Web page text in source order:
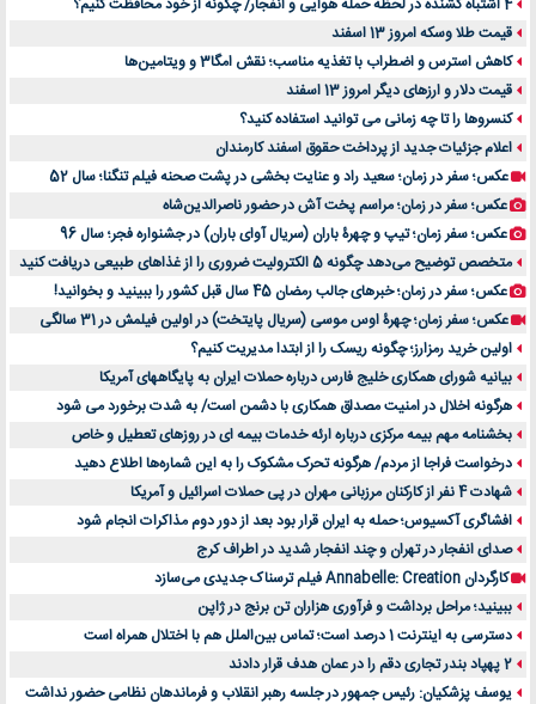
4 اشتباه کشنده در لحظه حمله هوایی و انفجار/ چگونه از خود محافظت کنیم؟
قیمت طلا وسکه امروز 13 اسفند
کاهش استرس و اضطراب با تغذیه مناسب؛ نقش امگا3 و ویتامین‌ها
قیمت دلار و ارزهای دیگر امروز 13 اسفند
کنسروها را تا چه زمانی می توانید استفاده کنید؟
اعلام جزئیات جدید از پرداخت حقوق اسفند کارمندان
عکس؛ سفر در زمان؛ سعید راد و عنایت بخشی در پشت صحنه فیلم تنگنا؛ سال 52
عکس؛ سفر در زمان؛ مراسم پخت آش در حضور ناصرالدین‌شاه
عکس؛ سفر زمان؛ تیپ و چهرۀ باران (سریال آوای باران) در جشنواره فجر؛ سال 96
متخصص توضیح می‌دهد چگونه 5 الکترولیت ضروری را از غذاهای طبیعی دریافت کنید
عکس؛ سفر در زمان؛ خبرهای جالب رمضان 45 سال قبل کشور را ببینید و بخوانید!
عکس؛ سفر زمان؛ چهرۀ اوس موسی (سریال پایتخت) در اولین فیلمش در 31 سالگی
اولین خرید رمزارز؛ چگونه ریسک را از ابتدا مدیریت کنیم؟
بیانیه شورای همکاری خلیج فارس درباره حملات ایران به پایگاههای آمریکا
هرگونه اخلال در امنیت مصداق همکاری با دشمن است/ به شدت برخورد می شود
بخشنامه مهم بیمه مرکزی درباره ارئه خدمات بیمه ای در روزهای تعطیل و خاص
درخواست فراجا از مردم/ هرگونه تحرک مشکوک را به این شماره‌ها اطلاع دهید
شهادت 4 نفر از کارکنان مرزبانی مهران در پی حملات اسرائیل و آمریکا
افشاگری آکسیوس؛ حمله به ایران قرار بود بعد از دور دوم مذاکرات انجام شود
صدای انفجار در تهران و چند انفجار شدید در اطراف کرج
کارگردان Annabelle: Creation فیلم ترسناک جدیدی می‌سازد
ببینید؛ مراحل برداشت و فرآوری هزاران تن برنج در ژاپن
دسترسی به اینترنت 1 درصد است؛ تماس بین‌الملل هم با اختلال همراه است
2 پهپاد بندر تجاری دقم را در عمان هدف قرار دادند
یوسف پزشکیان: رئیس جمهور در جلسه رهبر انقلاب و فرماندهان نظامی حضور نداشت